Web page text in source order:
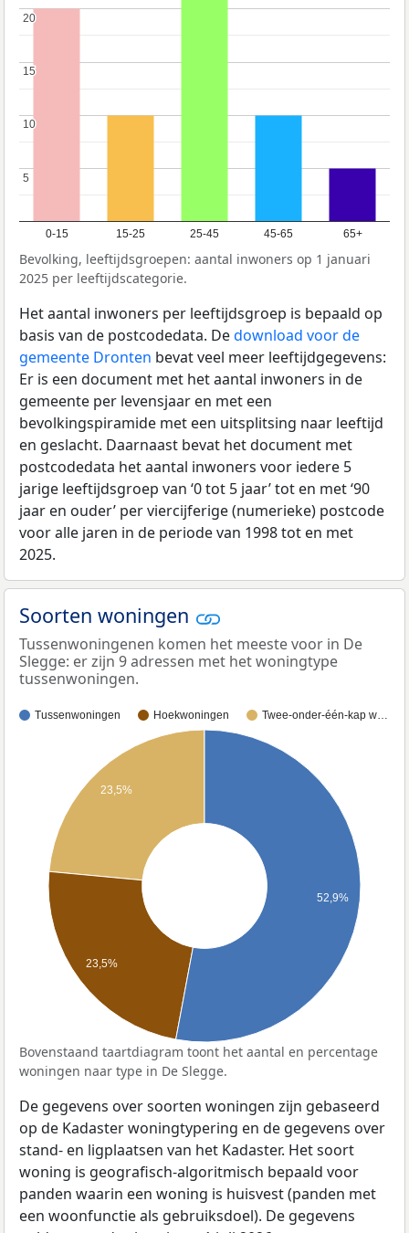
0-15 15-25 25-45 45-65 65+
5
5
10
10
15
15
20
20
Bevolking, leeftijdsgroepen: aantal inwoners op 1 januari
2025 per leeftijdscategorie.
Het aantal inwoners per leeftijdsgroep is bepaald op
basis van de postcodedata. Dedownload voor de
gemeente Dronten bevat veel meer leeftijdgegevens:
Er is een document met het aantal inwoners in de
gemeente per levensjaar en met een
bevolkingspiramide met een uitsplitsing naar leeftijd
en geslacht. Daarnaast bevat het document met
postcodedata het aantal inwoners voor iedere 5
jarige leeftijdsgroep van ‘0 tot 5 jaar’ tot en met ‘90
jaar en ouder’ per viercijferige (numerieke) postcode
voor alle jaren in de periode van 1998 tot en met
2025.
Soorten woningen
Tussenwoningenen komen het meeste voor in De
Slegge: er zijn 9 adressen met het woningtype
tussenwoningen.
Tussenwoningen Hoekwoningen Twee-onder-één-kap w…
23,5%
23,5%
52,9%
Bovenstaand taartdiagram toont het aantal en percentage
woningen naar type in De Slegge.
De gegevens over soorten woningen zijn gebaseerd
op de Kadaster woningtypering en de gegevens over
stand- en ligplaatsen van het Kadaster. Het soort
woning is geografisch-algoritmisch bepaald voor
panden waarin een woning is huisvest (panden met
een woonfunctie als gebruiksdoel). De gegevens